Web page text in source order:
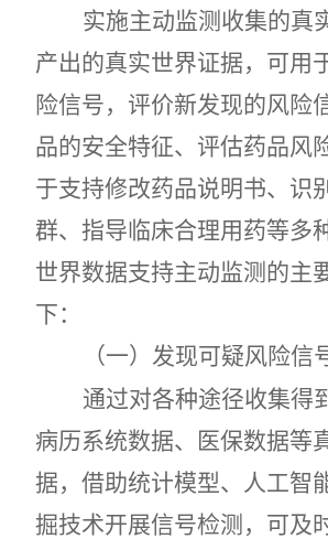
实施主动监测收集的真
产出的真实世界证据，可用
险信号，评价新发现的风险
品的安全特征、评估药品风
于支持修改药品说明书、识
群、指导临床合理用药等多
世界数据支持主动监测的主
下：
（一）发现可疑风险信
通过对各种途径收集得
病历系统数据、医保数据等
据，借助统计模型、人工智
掘技术开展信号检测，可及